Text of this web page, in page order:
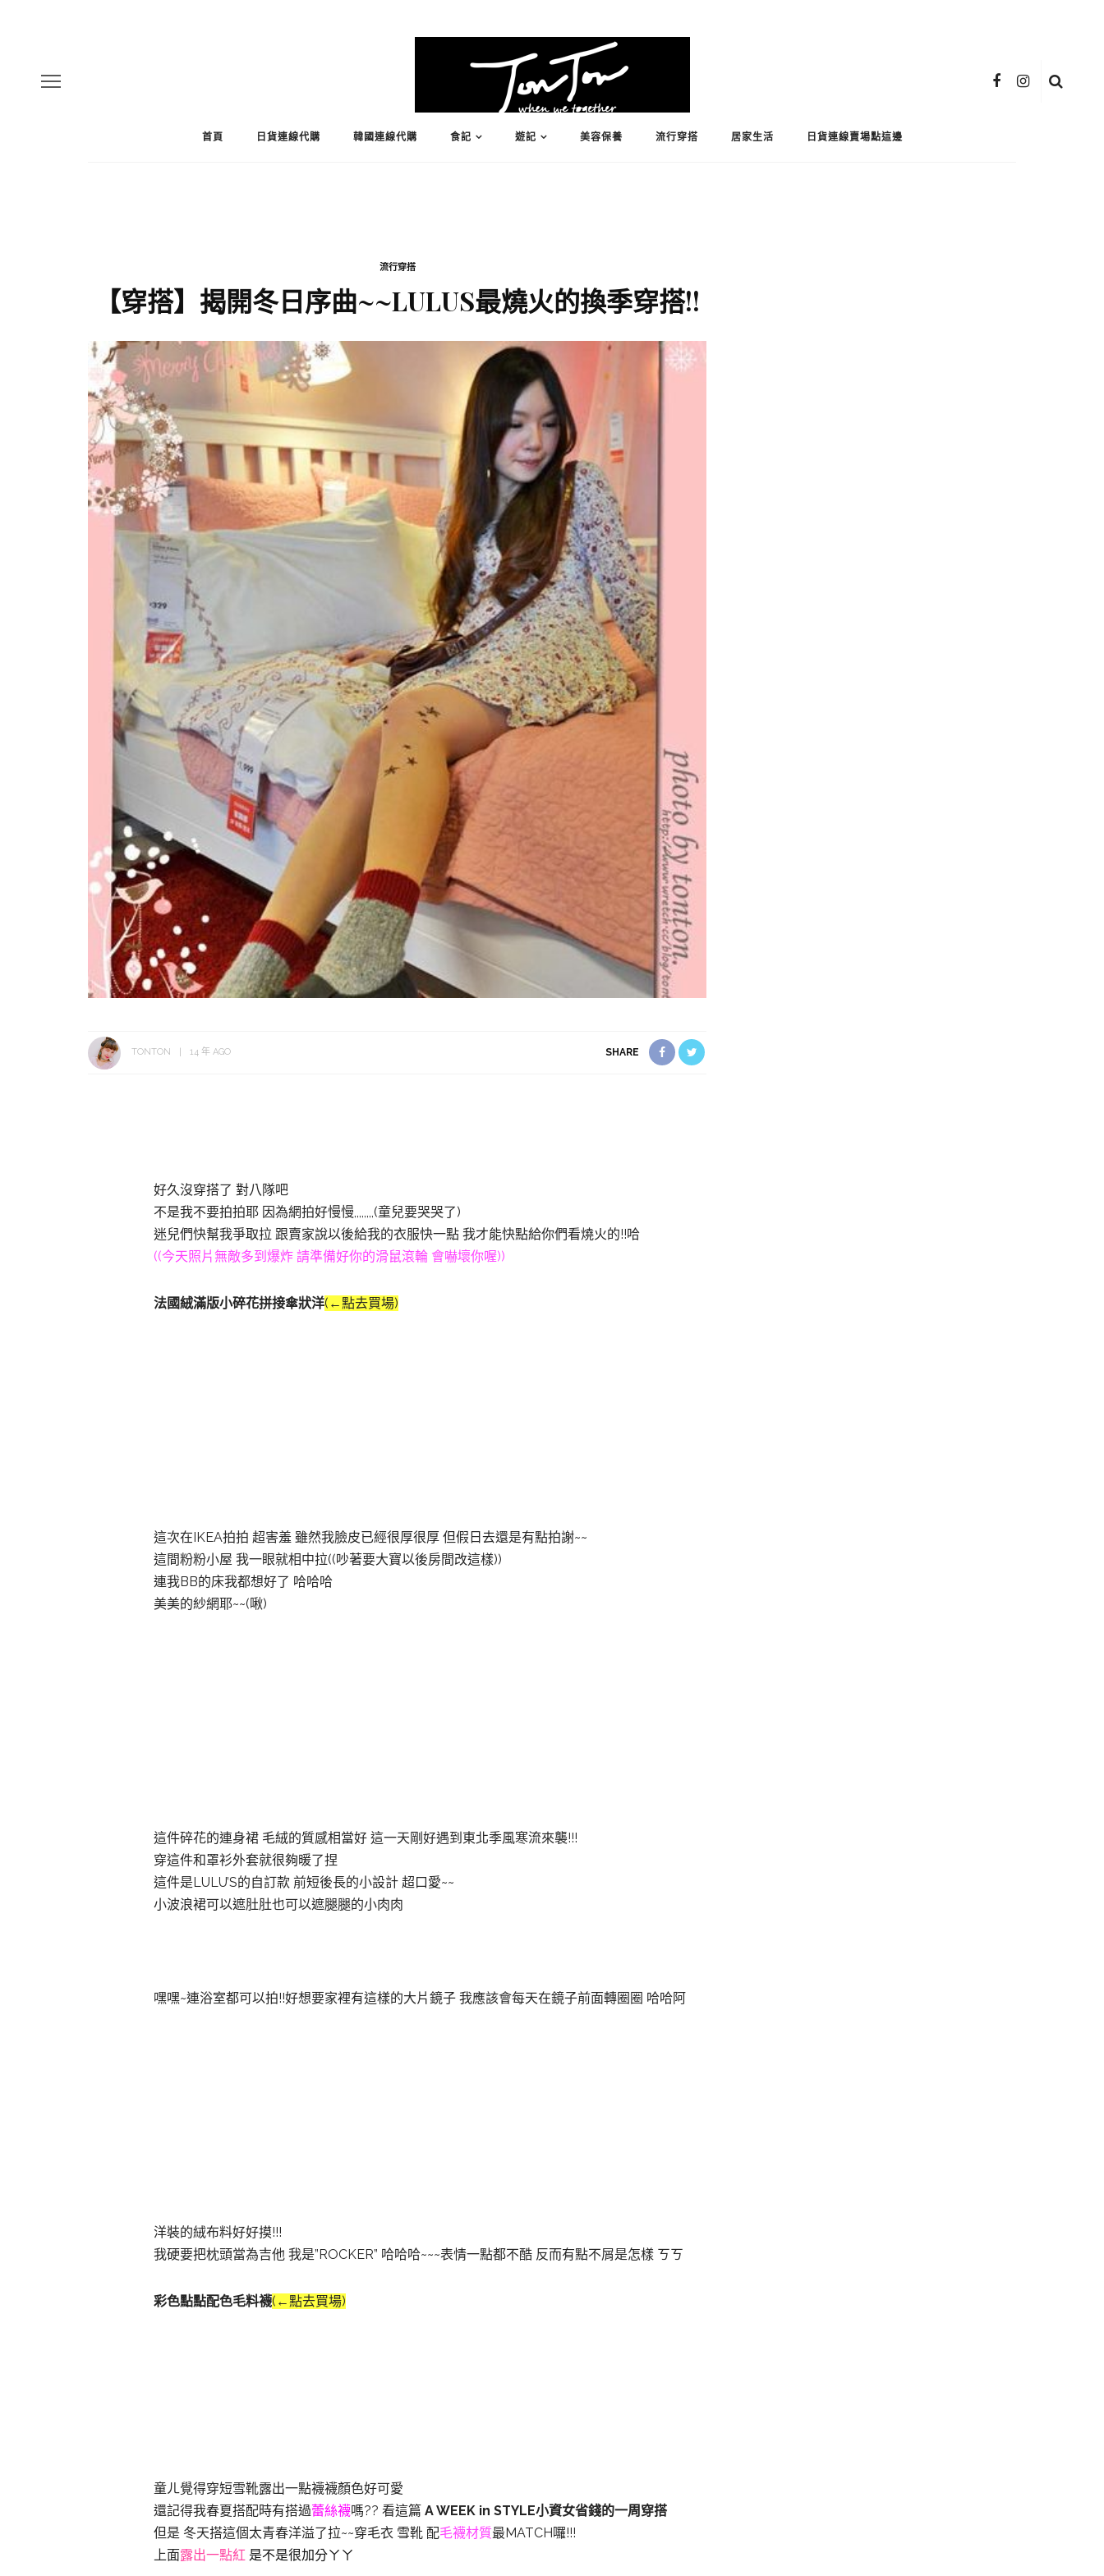
首頁 日貨連線代購 韓國連線代購 食記 遊記 美容保養 流行穿搭 居家生活 日貨連線賣場點這邊
流行穿搭
【穿搭】揭開冬日序曲~~LULUS最燒火的換季穿搭!!
TONTON 14 年 AGO SHARE
好久沒穿搭了 對八隊吧
不是我不要拍拍耶 因為網拍好慢慢,,,,,,,,(童兒要哭哭了)
迷兒們快幫我爭取拉 跟賣家說以後給我的衣服快一點 我才能快點給你們看燒火的!!哈
((今天照片無敵多到爆炸 請準備好你的滑鼠滾輪 會嚇壞你喔))
法國絨滿版小碎花拼接傘狀洋(←點去買場)
這次在IKEA拍拍 超害羞 雖然我臉皮已經很厚很厚 但假日去還是有點拍謝~~
這間粉粉小屋 我一眼就相中拉((吵著要大寶以後房間改這樣))
連我BB的床我都想好了 哈哈哈
美美的紗網耶~~(啾)
這件碎花的連身裙 毛絨的質感相當好 這一天剛好遇到東北季風寒流來襲!!!
穿這件和罩衫外套就很夠暖了捏
這件是LULU’S的自訂款 前短後長的小設計 超口愛~~
小波浪裙可以遮肚肚也可以遮腿腿的小肉肉
嘿嘿~連浴室都可以拍!!好想要家裡有這樣的大片鏡子 我應該會每天在鏡子前面轉圈圈 哈哈阿
洋裝的絨布料好好摸!!!
我硬要把枕頭當為吉他 我是”ROCKER” 哈哈哈~~~表情一點都不酷 反而有點不屑是怎樣 ㄎㄎ
彩色點點配色毛料襪(←點去買場)
童ㄦ覺得穿短雪靴露出一點襪襪顏色好可愛
還記得我春夏搭配時有搭過蕾絲襪嗎?? 看這篇 A WEEK in STYLE小資女省錢的一周穿搭
但是 冬天搭這個太青春洋溢了拉~~穿毛衣 雪靴 配毛襪材質最MATCH囉!!!
上面露出一點紅 是不是很加分ㄚㄚ